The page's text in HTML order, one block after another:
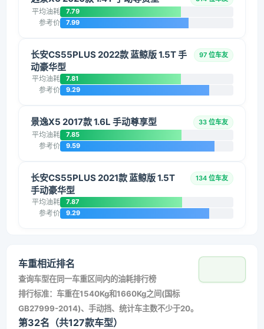
平均油耗 7.79
参考价 7.99
长安CS55PLUS 2022款 蓝鲸版 1.5T 手
动豪华型
97 位车友
平均油耗 7.81
参考价 9.29
景逸X5 2017款 1.6L 手动尊享型 33 位车友
平均油耗 7.85
参考价 9.59
长安CS55PLUS 2021款 蓝鲸版 1.5T
手动豪华型
134 位车友
平均油耗 7.87
参考价 9.29
车重相近排名
查询车型在同一车重区间内的油耗排行榜
排行标准：车重在1540Kg和1660Kg之间(国标
GB27999-2014)、手动挡、统计车主数不少于20。
第32名（共127款车型）